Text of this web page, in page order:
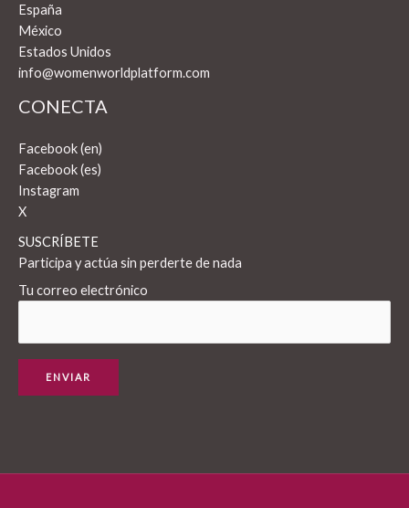
España
México
Estados Unidos
info@womenworldplatform.com
CONECTA
Facebook (en)
Facebook (es)
Instagram
X
SUSCRÍBETE
Participa y actúa sin perderte de nada
Tu correo electrónico